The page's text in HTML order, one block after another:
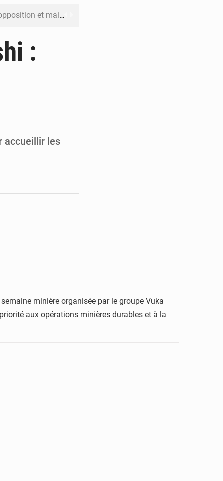
pour la suite des manifestations
en vigueur (Mise au point)
dans le cobalt exporté
argent avec l’USDT
:
accueillir les
minière organisée par le groupe Vuka
aux opérations minières durables et à la